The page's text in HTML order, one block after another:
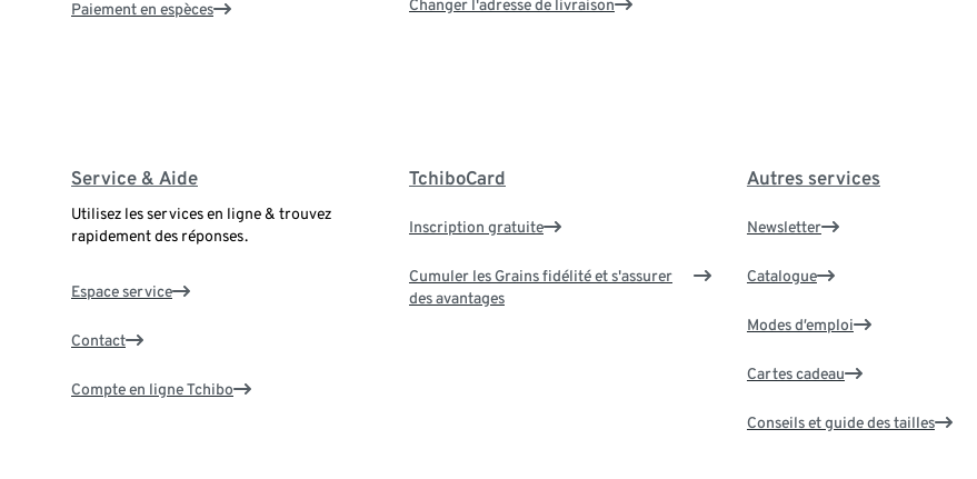
Paiement en espèces Changer l'adresse de livraison
Service & Aide
Utilisez les services en ligne & trouvez
rapidement des réponses.
Espace service
Contact
Compte en ligne Tchibo
TchiboCard
Inscription gratuite
Cumuler les Grains fidélité et s'assurer
des avantages
Autres services
Newsletter
Catalogue
Modes d’emploi
Cartes cadeau
Conseils et guide des tailles